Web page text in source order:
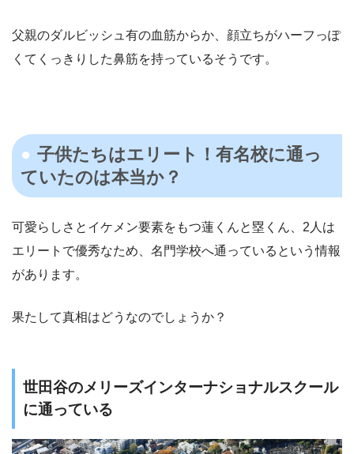
父親のダルビッシュ有の血筋からか、顔立ちがハーフっぽ
くてくっきりした鼻筋を持っているそうです。
子供たちはエリート！有名校に通っ
ていたのは本当か？
可愛らしさとイケメン要素をもつ蓮くんと塁くん、2人は
エリートで優秀なため、名門学校へ通っているという情報
があります。
果たして真相はどうなのでしょうか？
世田谷のメリーズインターナショナルスクール
に通っている